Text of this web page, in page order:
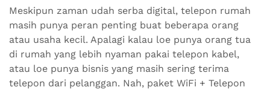
Meskipun zaman udah serba digital, telepon rumah
masih punya peran penting buat beberapa orang
atau usaha kecil. Apalagi kalau loe punya orang tua
di rumah yang lebih nyaman pakai telepon kabel,
atau loe punya bisnis yang masih sering terima
telepon dari pelanggan. Nah, paket WiFi + Telepon